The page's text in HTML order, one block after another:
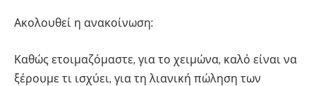
Ακολουθεί η ανακοίνωση:
Καθώς ετοιμαζόμαστε, για το χειμώνα, καλό είναι να
ξέρουμε τι ισχύει, για τη λιανική πώληση των